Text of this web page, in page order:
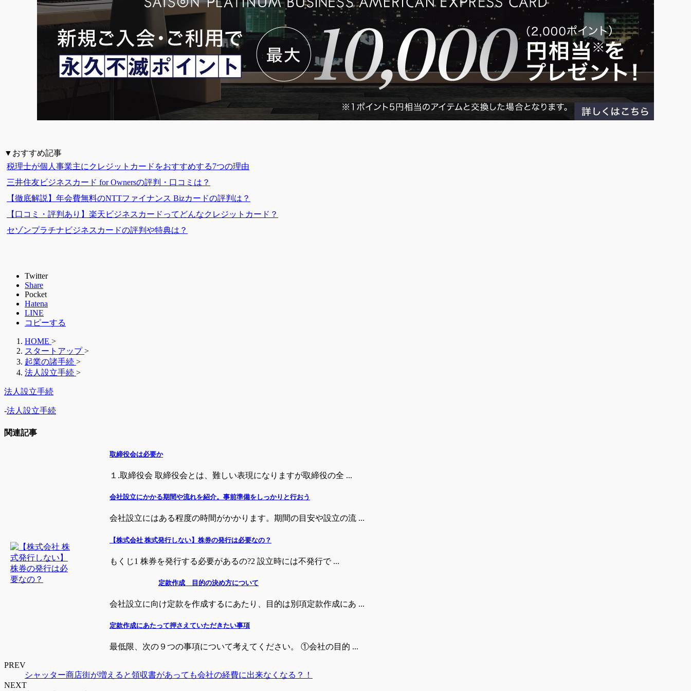
▼おすすめ記事
税理士が個人事業主にクレジットカードをおすすめする7つの理由
三井住友ビジネスカード for Ownersの評判・口コミは？
【徹底解説】年会費無料のNTTファイナンス Bizカードの評判は？
【口コミ・評判あり】楽天ビジネスカードってどんなクレジットカード？
セゾンプラチナビジネスカードの評判や特典は？
Twitter
Share
Pocket
Hatena
LINE
コピーする
HOME >
スタートアップ >
起業の諸手続 >
法人設立手続 >
法人設立手続
-法人設立手続
関連記事
取締役会は必要か
１.取締役会 取締役会とは、難しい表現になりますが取締役の全 ...
会社設立にかかる期間や流れを紹介。事前準備をしっかりと行おう
会社設立にはある程度の時間がかかります。期間の目安や設立の流 ...
【株式会社 株式発行しない】株券の発行は必要なの？
もくじ1 株券を発行する必要があるの?2 設立時には不発行で ...
定款作成 目的の決め方について
会社設立に向け定款を作成するにあたり、目的は別項定款作成にあ ...
定款作成にあたって押さえていただきたい事項
最低限、次の９つの事項について考えてください。 ①会社の目的 ...
PREV
シャッター商店街が増えると領収書があっても会社の経費に出来なくなる？！
NEXT